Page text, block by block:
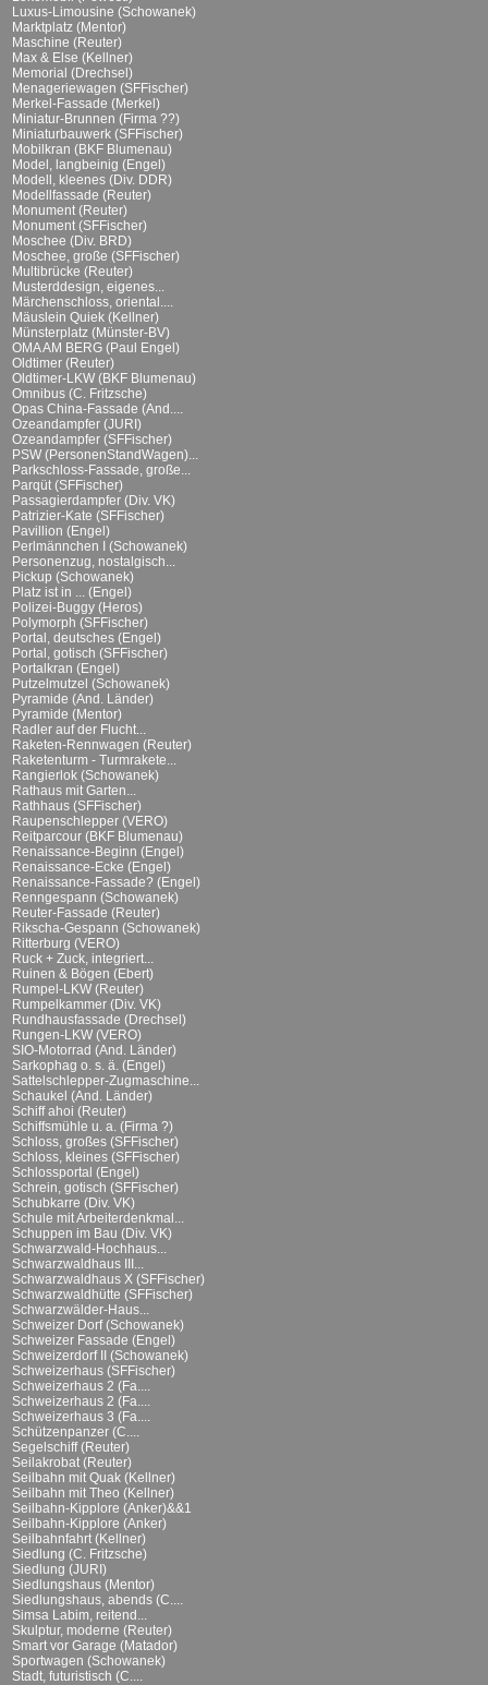
Luxus-Limousine (Schowanek)
Marktplatz (Mentor)
Maschine (Reuter)
Max & Else (Kellner)
Memorial (Drechsel)
Menageriewagen (SFFischer)
Merkel-Fassade (Merkel)
Miniatur-Brunnen (Firma ??)
Miniaturbauwerk (SFFischer)
Mobilkran (BKF Blumenau)
Model, langbeinig (Engel)
Modell, kleenes (Div. DDR)
Modellfassade (Reuter)
Monument (Reuter)
Monument (SFFischer)
Moschee (Div. BRD)
Moschee, große (SFFischer)
Multibrücke (Reuter)
Musterddesign, eigenes...
Märchenschloss, oriental....
Mäuslein Quiek (Kellner)
Münsterplatz (Münster-BV)
OMA AM BERG (Paul Engel)
Oldtimer (Reuter)
Oldtimer-LKW (BKF Blumenau)
Omnibus (C. Fritzsche)
Opas China-Fassade (And....
Ozeandampfer (JURI)
Ozeandampfer (SFFischer)
PSW (PersonenStandWagen)...
Parkschloss-Fassade, große...
Parqüt (SFFischer)
Passagierdampfer (Div. VK)
Patrizier-Kate (SFFischer)
Pavillion (Engel)
Perlmännchen I (Schowanek)
Personenzug, nostalgisch...
Pickup (Schowanek)
Platz ist in ... (Engel)
Polizei-Buggy (Heros)
Polymorph (SFFischer)
Portal, deutsches (Engel)
Portal, gotisch (SFFischer)
Portalkran (Engel)
Putzelmutzel (Schowanek)
Pyramide (And. Länder)
Pyramide (Mentor)
Radler auf der Flucht...
Raketen-Rennwagen (Reuter)
Raketenturm - Turmrakete...
Rangierlok (Schowanek)
Rathaus mit Garten...
Rathhaus (SFFischer)
Raupenschlepper (VERO)
Reitparcour (BKF Blumenau)
Renaissance-Beginn (Engel)
Renaissance-Ecke (Engel)
Renaissance-Fassade? (Engel)
Renngespann (Schowanek)
Reuter-Fassade (Reuter)
Rikscha-Gespann (Schowanek)
Ritterburg (VERO)
Ruck + Zuck, integriert...
Ruinen & Bögen (Ebert)
Rumpel-LKW (Reuter)
Rumpelkammer (Div. VK)
Rundhausfassade (Drechsel)
Rungen-LKW (VERO)
SIO-Motorrad (And. Länder)
Sarkophag o. s. ä. (Engel)
Sattelschlepper-Zugmaschine...
Schaukel (And. Länder)
Schiff ahoi (Reuter)
Schiffsmühle u. a. (Firma ?)
Schloss, großes (SFFischer)
Schloss, kleines (SFFischer)
Schlossportal (Engel)
Schrein, gotisch (SFFischer)
Schubkarre (Div. VK)
Schule mit Arbeiterdenkmal...
Schuppen im Bau (Div. VK)
Schwarzwald-Hochhaus...
Schwarzwaldhaus III...
Schwarzwaldhaus X (SFFischer)
Schwarzwaldhütte (SFFischer)
Schwarzwälder-Haus...
Schweizer Dorf (Schowanek)
Schweizer Fassade (Engel)
Schweizerdorf II (Schowanek)
Schweizerhaus (SFFischer)
Schweizerhaus 2 (Fa....
Schweizerhaus 2 (Fa....
Schweizerhaus 3 (Fa....
Schützenpanzer (C....
Segelschiff (Reuter)
Seilakrobat (Reuter)
Seilbahn mit Quak (Kellner)
Seilbahn mit Theo (Kellner)
Seilbahn-Kipplore (Anker)&&1
Seilbahn-Kipplore (Anker)
Seilbahnfahrt (Kellner)
Siedlung (C. Fritzsche)
Siedlung (JURI)
Siedlungshaus (Mentor)
Siedlungshaus, abends (C....
Simsa Labim, reitend...
Skulptur, moderne (Reuter)
Smart vor Garage (Matador)
Sportwagen (Schowanek)
Stadt, futuristisch (C....